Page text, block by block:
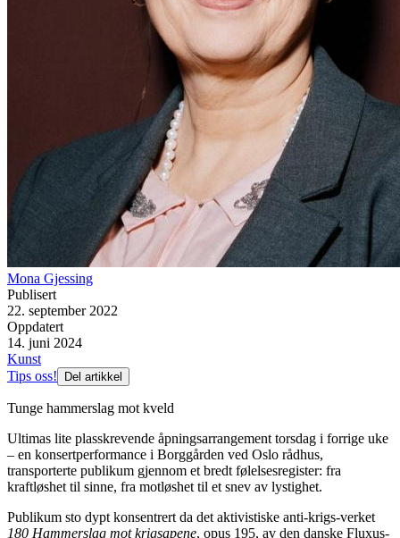
Mona Gjessing
Publisert
22. september 2022
Oppdatert
14. juni 2024
Kunst
Tips oss!
Del artikkel
Tunge hammerslag mot kveld
Ultimas lite plasskrevende åpningsarrangement torsdag i forrige uke
– en konsertperformance i Borggården ved Oslo rådhus,
transporterte publikum gjennom et bredt følelsesregister: fra
kraftløshet til sinne, fra motløshet til et snev av lystighet.
Publikum sto dypt konsentrert da det aktivistiske anti-krigs-verket
180 Hammerslag mot krigsapene, opus 195, av den danske Fluxus-